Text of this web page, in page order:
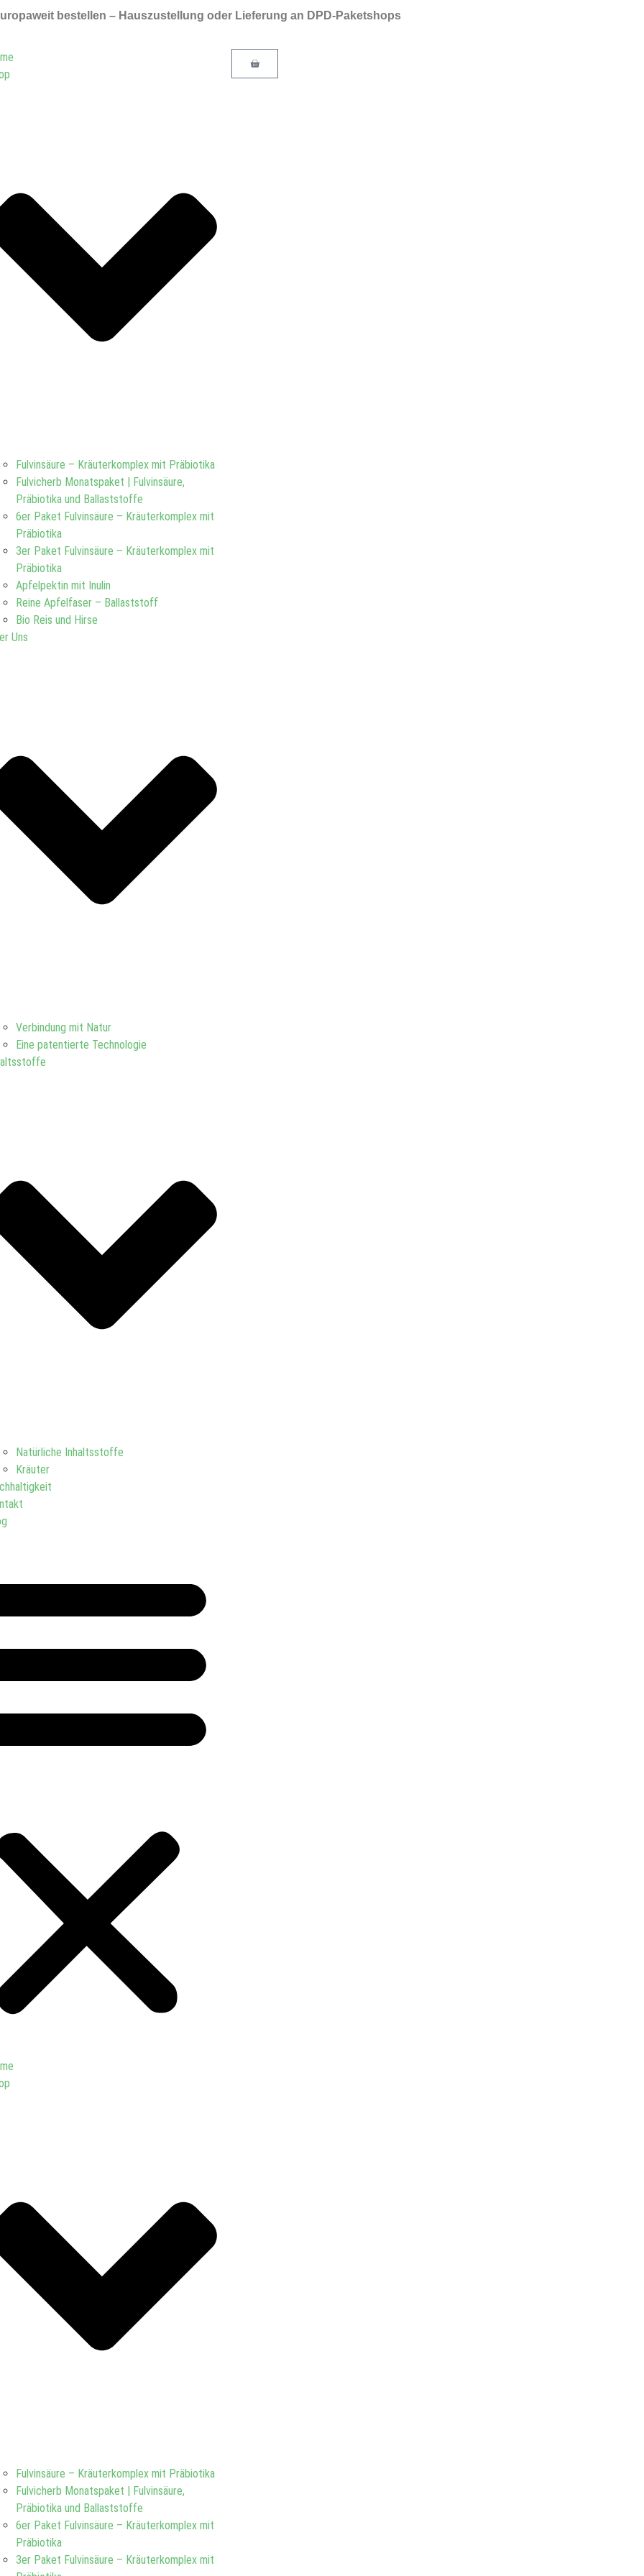
bestellen – Hauszustellung oder Lieferung an DPD-Paketshops
Fulvinsäure – Kräuterkomplex mit Präbiotika
Fulvicherb Monatspaket | Fulvinsäure,
Präbiotika und Ballaststoffe
6er Paket Fulvinsäure – Kräuterkomplex mit
Präbiotika
3er Paket Fulvinsäure – Kräuterkomplex mit
Präbiotika
Apfelpektin mit Inulin
Reine Apfelfaser – Ballaststoff
Bio Reis und Hirse
Uns
Verbindung mit Natur
Eine patentierte Technologie
Natürliche Inhaltsstoffe
Kräuter
Fulvinsäure – Kräuterkomplex mit Präbiotika
Fulvicherb Monatspaket | Fulvinsäure,
Präbiotika und Ballaststoffe
6er Paket Fulvinsäure – Kräuterkomplex mit
Präbiotika
3er Paket Fulvinsäure – Kräuterkomplex mit